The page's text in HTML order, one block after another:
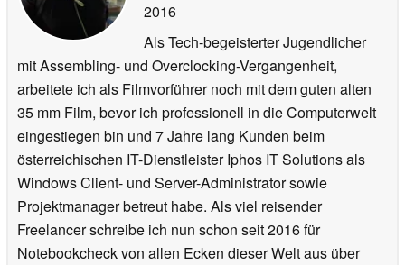
2016
Als Tech-begeisterter Jugendlicher
mit Assembling- und Overclocking-Vergangenheit,
arbeitete ich als Filmvorführer noch mit dem guten alten
35 mm Film, bevor ich professionell in die Computerwelt
eingestiegen bin und 7 Jahre lang Kunden beim
österreichischen IT-Dienstleister Iphos IT Solutions als
Windows Client- und Server-Administrator sowie
Projektmanager betreut habe. Als viel reisender
Freelancer schreibe ich nun schon seit 2016 für
Notebookcheck von allen Ecken dieser Welt aus über